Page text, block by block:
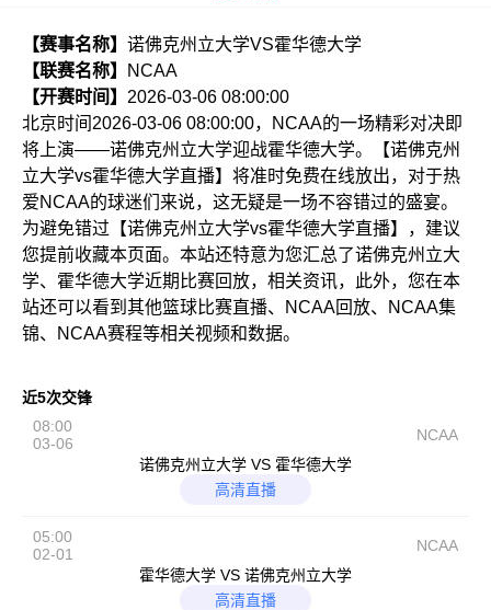
【赛事名称】 诺佛克州立大学VS霍华德大学
【联赛名称】
NCAA
【开赛时间】 2026-03-06 08:00:00
北京时间2026-03-06 08:00:00，NCAA的一场精彩对决即
将上演——诺佛克州立大学迎战霍华德大学。【诺佛克州
立大学vs霍华德大学直播】将准时免费在线放出，对于热
爱NCAA的球迷们来说，这无疑是一场不容错过的盛宴。
为避免错过【诺佛克州立大学vs霍华德大学直播】，建议
您提前收藏本页面。本站还特意为您汇总了诺佛克州立大
学、霍华德大学近期比赛回放，相关资讯，此外，您在本
站还可以看到其他篮球比赛直播、NCAA回放、NCAA集
锦、NCAA赛程等相关视频和数据。
近5次交锋
08:00
03-06
NCAA
诺佛克州立大学 VS 霍华德大学
高清直播
05:00
02-01
NCAA
霍华德大学 VS 诺佛克州立大学
高清直播